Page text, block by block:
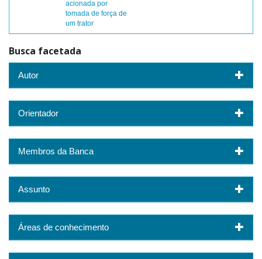
acionada por
tomada de força de
um trator
Busca facetada
Autor
Orientador
Membros da Banca
Assunto
Áreas de conhecimento